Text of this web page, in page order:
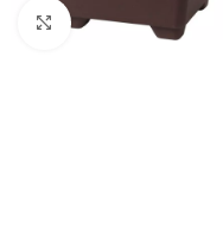
Klikněte pro zvětšení